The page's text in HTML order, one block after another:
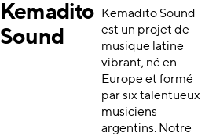
Kemadito
Sound
Kemadito Sound
est un projet de
musique latine
vibrant, né en
Europe et formé
par six talentueux
musiciens
argentins. Notre